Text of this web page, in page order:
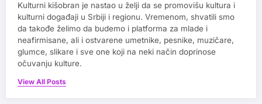
Kulturni kišobran je nastao u želji da se promovišu kultura i
kulturni događaji u Srbiji i regionu. Vremenom, shvatili smo
da takođe želimo da budemo i platforma za mlade i
neafirmisane, ali i ostvarene umetnike, pesnike, muzičare,
glumce, slikare i sve one koji na neki način doprinose
očuvanju kulture.
View All Posts